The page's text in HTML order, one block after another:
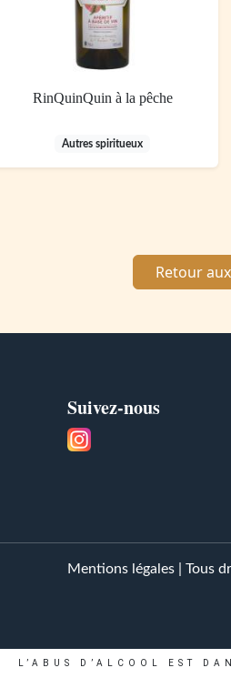
RinQuinQuin à la pêche
Autres spiritueux
Retour
Suivez-nous
Mentions légales | Tous
L’ABUS D’ALCOOL EST